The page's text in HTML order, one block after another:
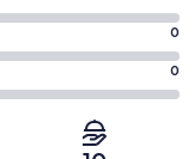
0
0